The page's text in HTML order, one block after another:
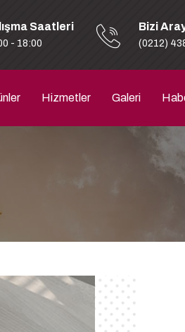
Saatleri
- 18:00
Bizi
(0212)
Hizmetler Galeri